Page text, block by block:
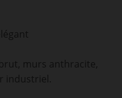
murs anthracite,
industriel.